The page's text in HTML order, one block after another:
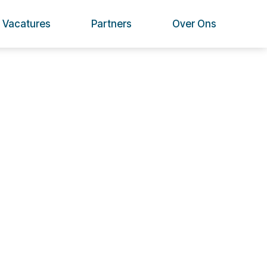
Vacatures Partners Over Ons